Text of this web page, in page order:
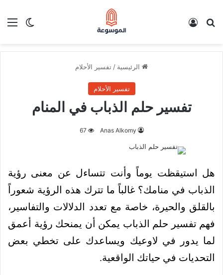
الوضع بحث عن
الرئيسية / تفسير الأحلام
تفسير الأحلام
تفسير حلم الذباب في المنام
Anas Alkomy
67
هل استيقظت يوماً وأنت تتساءل عن معنى رؤية
الذباب في منامك؟ غالباً ما تترك هذه الرؤية شعوراً
بالقلق والحيرة، خاصة مع تعدد الدلالات والتفاسير،
فهم تفسير حلم الذباب يمكن أن يمنحك رؤية أعمق
لما يدور في لاوعيك ويساعدك على تخطي بعض
التحديات في حياتك الواقعية.